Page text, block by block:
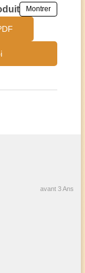
Montrer
avant 3 Ans